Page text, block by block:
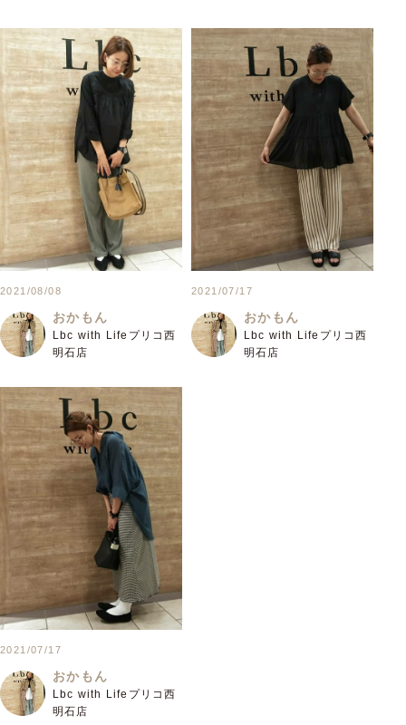
2021/08/08
おかもん
Lbc with Lifeプリコ西
明石店
2021/07/17
おかもん
Lbc with Lifeプリコ西
明石店
2021/07/17
おかもん
Lbc with Lifeプリコ西
明石店